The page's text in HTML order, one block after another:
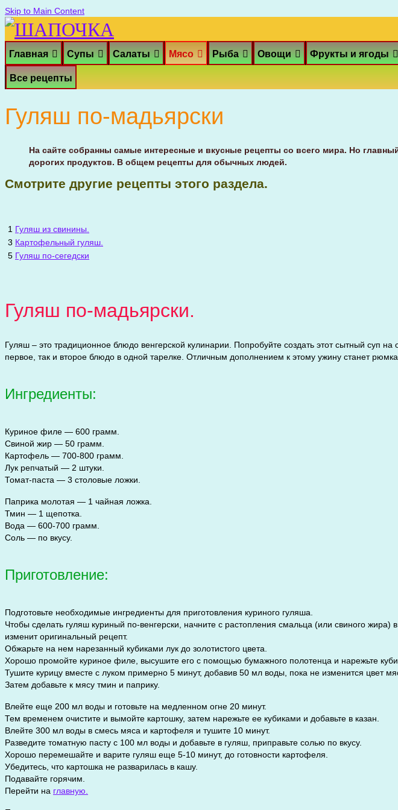
Skip to Main Content
Главная Супы Салаты Мясо Рыба Овощи Фрукты и ягоды
Все рецепты
Гуляш по-мадьярски
На сайте собранны самые интересные и вкусные рецепты со всего мира. Но
дорогих продуктов. В общем рецепты для обычных людей.
Смотрите другие рецепты этого раздела.
1 Гуляш из свинины.
3 Картофельный гуляш.
5 Гуляш по-сегедски
Гуляш по-мадьярски.
Гуляш – это традиционное блюдо венгерской кулинарии. Попробуйте создать этот сытный суп
первое, так и второе блюдо в одной тарелке. Отличным дополнением к этому ужину станет
Ингредиенты:
Куриное филе — 600 грамм.
Свиной жир — 50 грамм.
Картофель — 700-800 грамм.
Лук репчатый — 2 штуки.
Томат-паста — 3 столовые ложки.
Паприка молотая — 1 чайная ложка.
Тмин — 1 щепотка.
Вода — 600-700 грамм.
Соль — по вкусу.
Приготовление:
Подготовьте необходимые ингредиенты для приготовления куриного гуляша.
Чтобы сделать гуляш куриный по-венгерски, начните с растопления смальца (или свиного
изменит оригинальный рецепт.
Обжарьте на нем нарезанный кубиками лук до золотистого цвета.
Хорошо промойте куриное филе, высушите его с помощью бумажного полотенца и нарежьте
Тушите курицу вместе с луком примерно 5 минут, добавив 50 мл воды, пока не изменится цвет
Затем добавьте к мясу тмин и паприку.
Влейте еще 200 мл воды и готовьте на медленном огне 20 минут.
Тем временем очистите и вымойте картошку, затем нарежьте ее кубиками и добавьте в казан.
Влейте 300 мл воды в смесь мяса и картофеля и тушите 10 минут.
Разведите томатную пасту с 100 мл воды и добавьте в гуляш, приправьте солью по вкусу.
Хорошо перемешайте и варите гуляш еще 5-10 минут, до готовности картофеля.
Убедитесь, что картошка не разварилась в кашу.
Подавайте горячим.
Перейти на главную.